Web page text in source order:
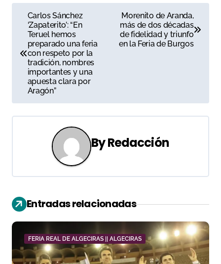
v
a
ó
n
d
e
Carlos Sánchez
‘Zapaterito’: “En
Teruel hemos
preparado una feria
con respeto por la
tradición, nombres
importantes y una
apuesta clara por
Aragón”
Morenito de Aranda,
más de dos décadas
de fidelidad y triunfo
en la Feria de Burgos
ByRedacción
Entradas relacionadas
FERIA REAL DE ALGECIRAS || ALGECIRAS